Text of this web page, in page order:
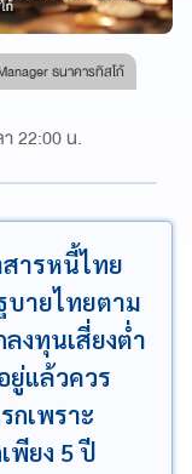
ธนาคารทิสโก้
22:00 น.
สารหนี้ไทย
ายไทยตาม
งทุนเสี่ยงต่ำ
ยู่แล้วควร
กเพราะ
พียง 5 ปี